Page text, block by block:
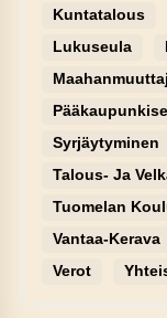
Kuntatalous
Lukuseula
Syrjäytyminen
Talous- Ja
Tuomelan
Vantaa-Kerava
Verot